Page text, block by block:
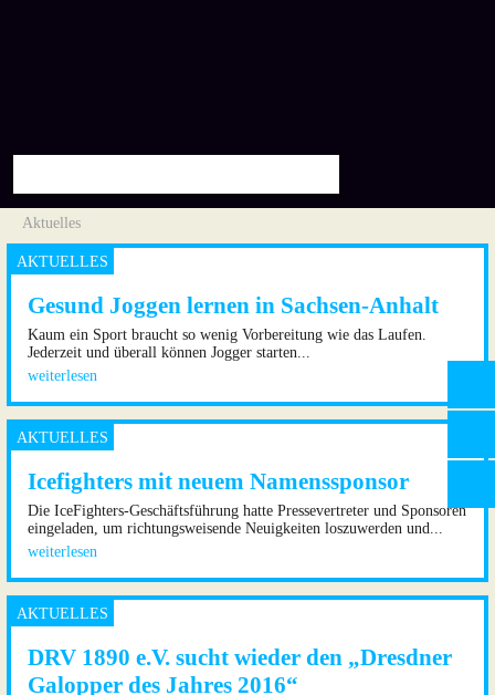
Aktuelles
Gesund Joggen lernen in Sachsen-Anhalt
Kaum ein Sport braucht so wenig Vorbereitung wie das Laufen.
Jederzeit und überall können Jogger starten...
weiterlesen
Icefighters mit neuem Namenssponsor
Die IceFighters-Geschäftsführung hatte Pressevertreter und Sponsoren
eingeladen, um richtungsweisende Neuigkeiten loszuwerden und...
weiterlesen
DRV 1890 e.V. sucht wieder den „Dresdner
Galopper des Jahres 2016“